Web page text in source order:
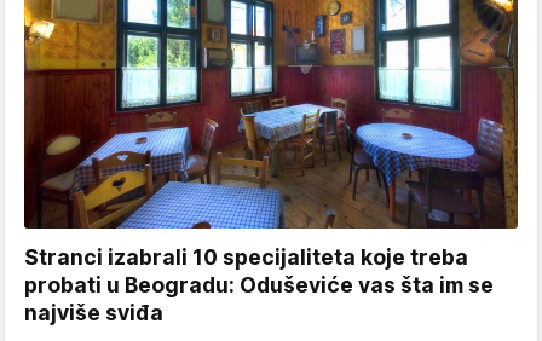
Stranci izabrali 10 specijaliteta koje treba
probati u Beogradu: Oduševiće vas šta im se
najviše sviđa